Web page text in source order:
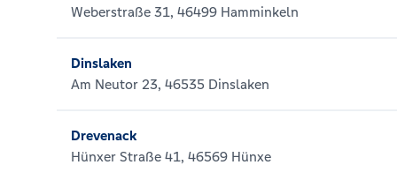
Weberstraße 31, 46499 Hamminkeln
Dinslaken
Am Neutor 23, 46535 Dinslaken
Drevenack
Hünxer Straße 41, 46569 Hünxe